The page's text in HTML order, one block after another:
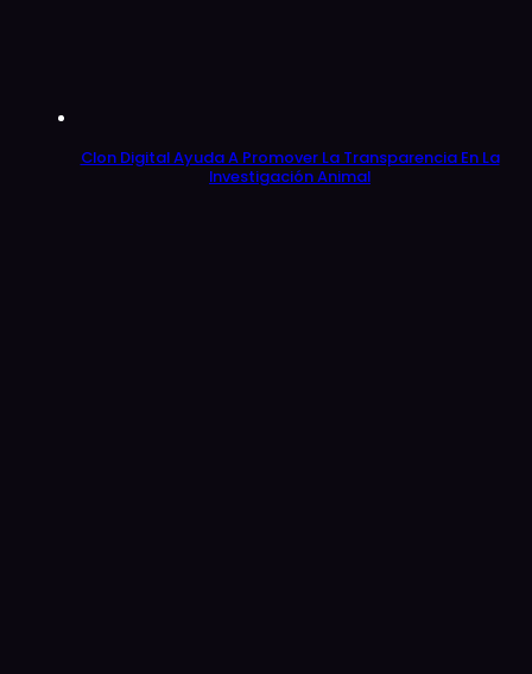
Clon Digital Ayuda A Promover La Transparencia En La
Investigación Animal